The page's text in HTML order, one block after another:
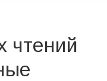
чтений